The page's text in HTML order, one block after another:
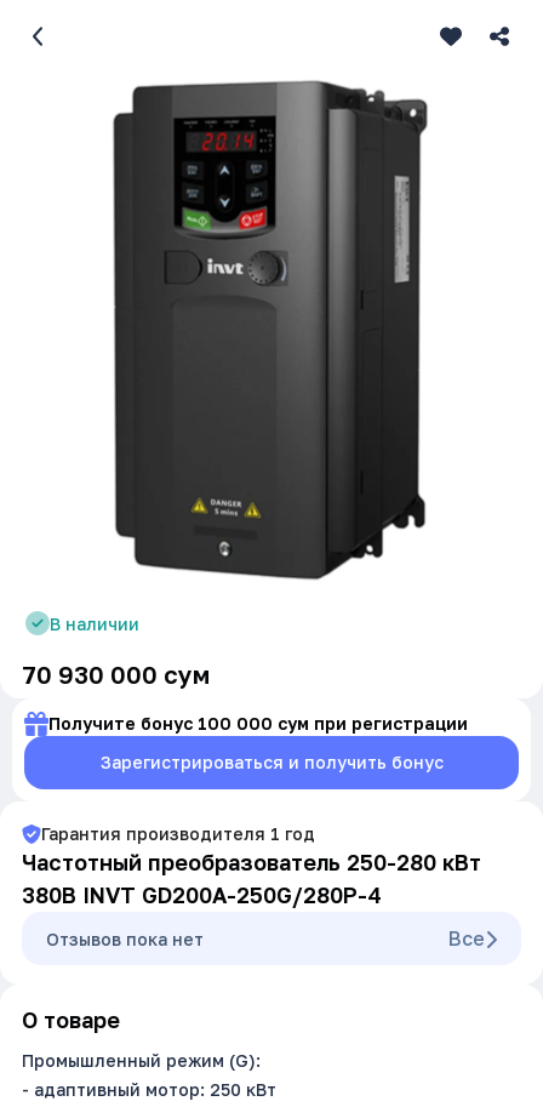
В наличии
70 930 000 сум
Получите бонус 100 000 сум при регистрации
Зарегистрироваться и получить бонус
Гарантия производителя 1 год
Частотный преобразователь 250-280 кВт
380В INVT GD200A-250G/280P-4
Oтзывов пока нет Все
О товаре
Промышленный режим (G):
- адаптивный мотор: 250 кВт